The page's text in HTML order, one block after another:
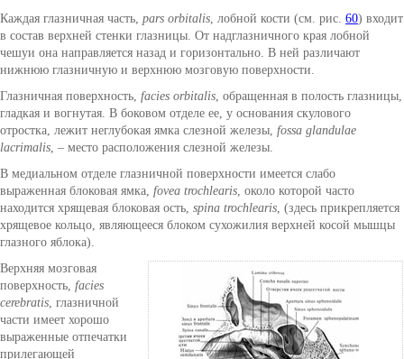
Каждая глазничная часть, pars orbitalis, лобной кости (см. рис. 60) входит
в состав верхней стенки глазницы. От надглазничного края лобной
чешуи она направляется назад и горизонтально. В ней различают
нижнюю глазничную и верхнюю мозговую поверхности.
Глазничная поверхность, facies orbitalis, обращенная в полость глазницы,
гладкая и вогнутая. В боковом отделе ее, у основания скулового
отростка, лежит неглубокая ямка слезной железы, fossa glandulae
lacrimalis, – место расположения слезной железы.
В медиальном отделе глазничной поверхности имеется слабо
выраженная блоковая ямка, fovea trochlearis, около которой часто
находится хрящевая блоковая ость, spina trochlearis, (здесь прикрепляется
хрящевое кольцо, являющееся блоком сухожилия верхней косой мышцы
глазного яблока).
Верхняя мозговая
поверхность, facies
cerebratis, глазничной
части имеет хорошо
выраженные отпечатки
прилегающей